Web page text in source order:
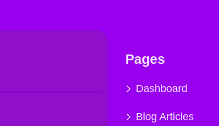
Pages
Dashboard
Blog Articles